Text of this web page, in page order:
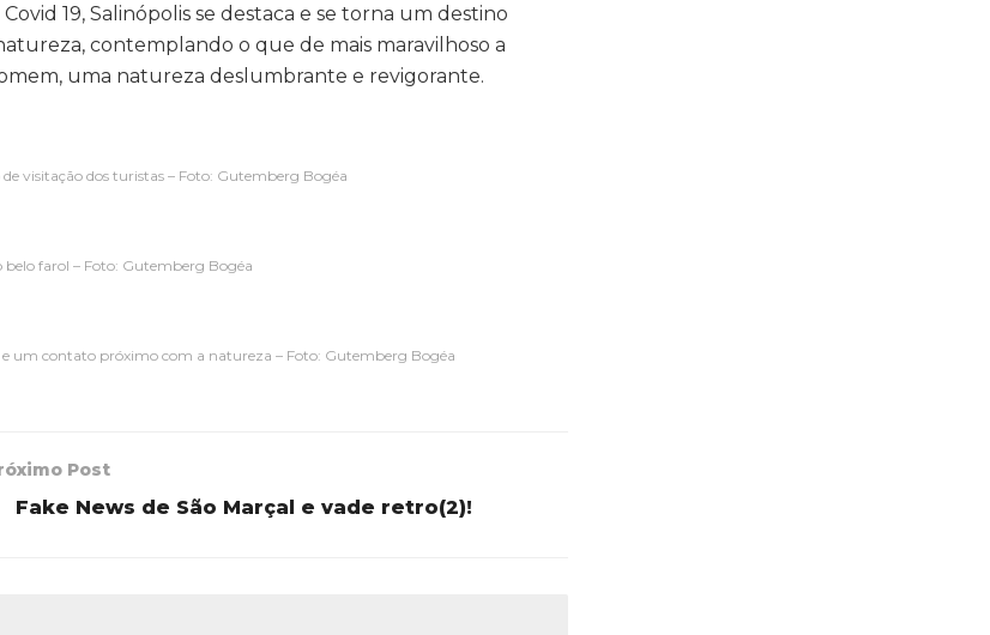
19, Salinópolis se destaca e se torna um destino
contemplando o que de mais maravilhoso a
uma natureza deslumbrante e revigorante.
visitação dos turistas – Foto: Gutemberg Bogéa
belo farol – Foto: Gutemberg Bogéa
um contato próximo com a natureza – Foto: Gutemberg Bogéa
Post
Fake News de São Marçal e vade retro(2)!